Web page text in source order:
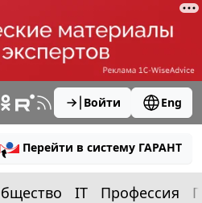
Войти Eng
Перейти в систему ГАРАНТ
IT Профессия